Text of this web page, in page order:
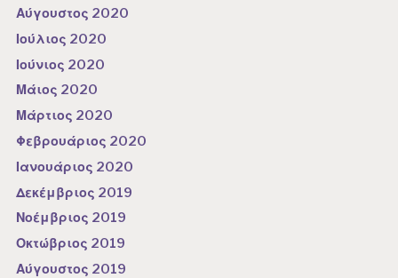
Αύγουστος 2020
Ιούλιος 2020
Ιούνιος 2020
Μάιος 2020
Μάρτιος 2020
Φεβρουάριος 2020
Ιανουάριος 2020
Δεκέμβριος 2019
Νοέμβριος 2019
Οκτώβριος 2019
Αύγουστος 2019